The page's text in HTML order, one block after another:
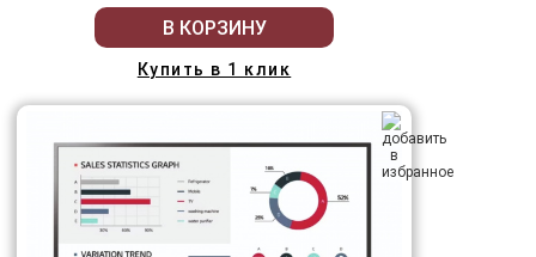
В КОРЗИНУ
Купить в 1 клик